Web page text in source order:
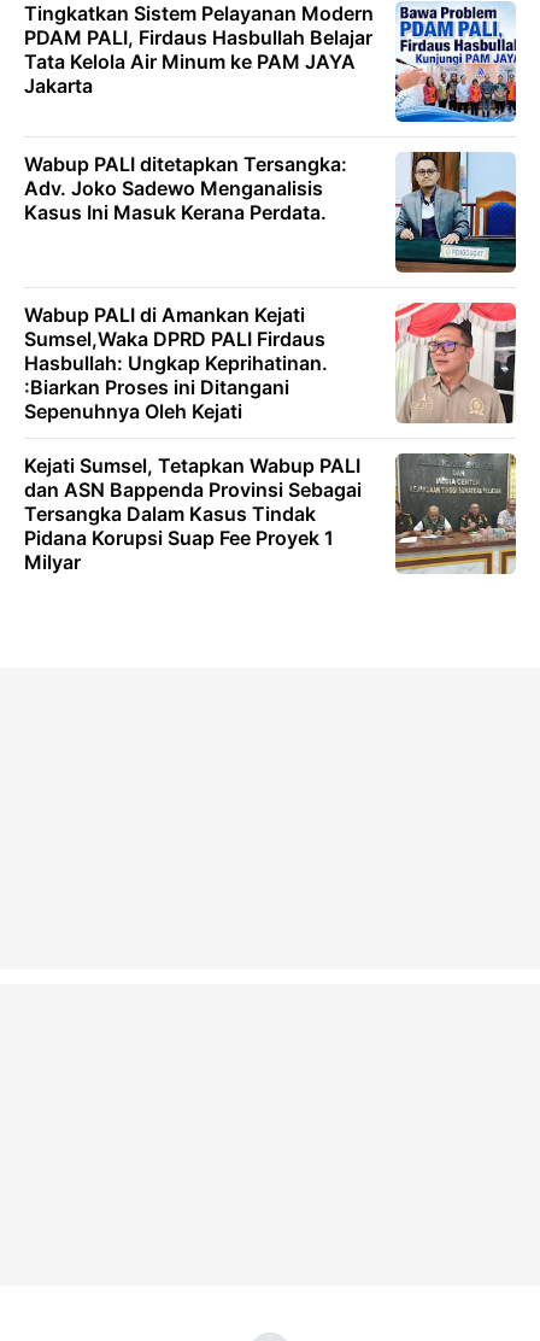
Tingkatkan Sistem Pelayanan Modern
PDAM PALI, Firdaus Hasbullah Belajar
Tata Kelola Air Minum ke PAM JAYA
Jakarta
Wabup PALI ditetapkan Tersangka:
Adv. Joko Sadewo Menganalisis
Kasus Ini Masuk Kerana Perdata.
Wabup PALI di Amankan Kejati
Sumsel,Waka DPRD PALI Firdaus
Hasbullah: Ungkap Keprihatinan.
:Biarkan Proses ini Ditangani
Sepenuhnya Oleh Kejati
Kejati Sumsel, Tetapkan Wabup PALI
dan ASN Bappenda Provinsi Sebagai
Tersangka Dalam Kasus Tindak
Pidana Korupsi Suap Fee Proyek 1
Milyar